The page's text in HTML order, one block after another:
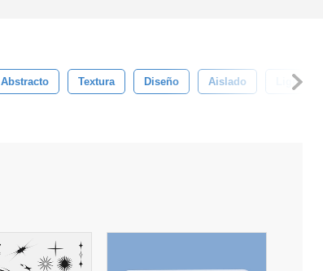
Abstracto Textura Diseño Aislado Ligero